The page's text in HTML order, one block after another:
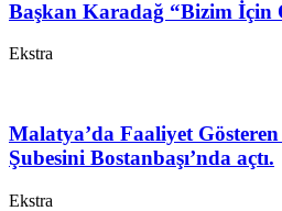
Başkan Karadağ “Bizim İçin
Ekstra
Malatya’da Faaliyet
Şubesini Bostanbaşı’nda açtı.
Ekstra